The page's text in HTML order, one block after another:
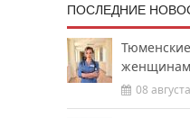
ПОСЛЕДНИЕ
женщинам
08